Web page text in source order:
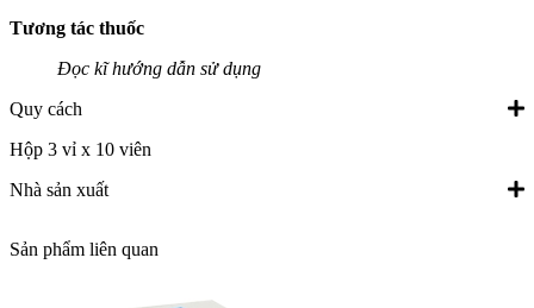
Tương tác thuốc
Đọc kĩ hướng dẫn sử dụng
Quy cách
Hộp 3 vỉ x 10 viên
Nhà sản xuất
Sản phẩm liên quan